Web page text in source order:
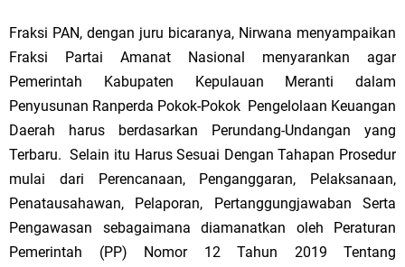
Fraksi PAN, dengan juru bicaranya, Nirwana menyampaikan
Fraksi Partai Amanat Nasional menyarankan agar
Pemerintah Kabupaten Kepulauan Meranti dalam
Penyusunan Ranperda Pokok-Pokok Pengelolaan Keuangan
Daerah harus berdasarkan Perundang-Undangan yang
Terbaru. Selain itu Harus Sesuai Dengan Tahapan Prosedur
mulai dari Perencanaan, Penganggaran, Pelaksanaan,
Penatausahawan, Pelaporan, Pertanggungjawaban Serta
Pengawasan sebagaimana diamanatkan oleh Peraturan
Pemerintah (PP) Nomor 12 Tahun 2019 Tentang